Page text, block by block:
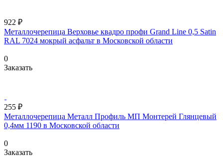
922 ₽
Металлочерепица Верховье квадро профи Grand Line 0,5 Satin
RAL 7024 мокрый асфальт в Московской области
0
Заказать
255 ₽
Металлочерепица Металл Профиль МП Монтерей Глянцевый
0,4мм 1190 в Московской области
0
Заказать